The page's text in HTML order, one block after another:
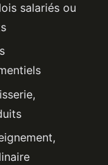
salariés ou